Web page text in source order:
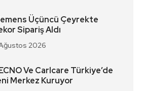
Üçüncü Çeyrekte
Sipariş Aldı
2026
Ve Carlcare Türkiye’de
Merkez Kuruyor